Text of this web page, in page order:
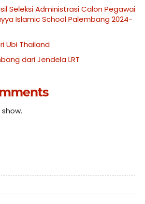
Seleksi Administrasi Calon Pegawai
Islamic School Palembang 2024-
Ubi Thailand
dari Jendela LRT